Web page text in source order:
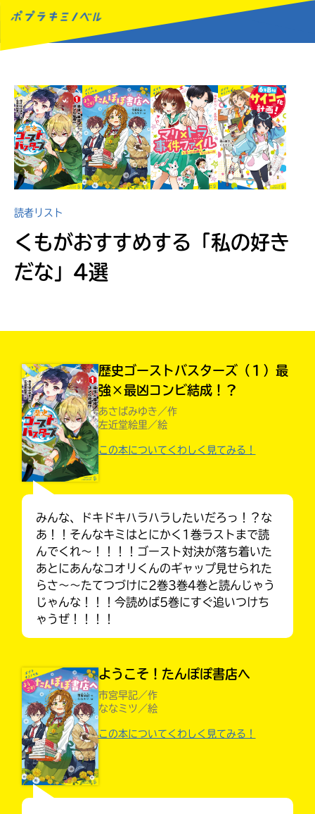
本を飛び出して
できる掲示板
できる掲示板
読者リスト
くもがおすすめする 「私の好き
だな」4選
歴史ゴーストバスターズ（１）最
強×最凶コンビ結成！？
あさばみゆき／作
左近堂絵里／絵
この本についてくわしく見てみる！
みんな、ドキドキハラハラしたいだろっ！？な
あ！！そんなキミはとにかく1巻ラストまで読
んでくれ〜！！！！ゴースト対決が落ち着いた
あとにあんなコオリくんのギャップ見せられた
らさ〜〜たてつづけに2巻3巻4巻と読んじゃう
じゃんな！！！今読めば5巻にすぐ追いつけち
ゃうぜ！！！！
ようこそ！たんぽぽ書店へ
市宮早記／作
ななミツ／絵
この本についてくわしく見てみる！